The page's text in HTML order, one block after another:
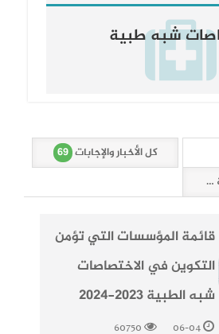
شبه طبية
كل الأخبار والإجابات 69
قائمة المؤسسات التي تؤمن
التكوين في الاختصاصات
شبه الطبية 2023-2024
06-04
60750